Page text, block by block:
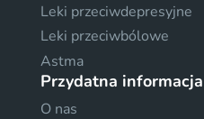
Leki przeciwdepresyjne
Leki przeciwbólowe
Astma
Przydatna informacja
O nas